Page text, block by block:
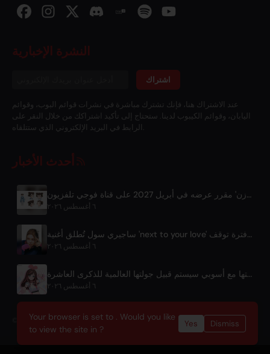
النشرة الإخبارية
اشتراك
عند الاشتراك هنا، فإنك تشترك مباشرة في نشرات قوائم البوب، وقوائم
اليابان، وقوائم الكيبوب لدينا. ستحتاج إلى تأكيد اشتراكك من خلال النقر على
الرابط في البريد الإلكتروني الذي ستتلقاه.
أحدث الأخبار
أنمي تلفزيوني 'شوزن' مقرر عرضه في أبريل 2027 على قناة فوجي تلفزيون
٦ أغسطس ٢٠٢٦
ساجيري سول تُطلق أغنية 'next to your love' بعد فترة توقف
٦ أغسطس ٢٠٢٦
كيـزونا إيـي تُعزز شراكتها مع أسوبي سيستم قبيل جولتها العالمية للذكرى العاشرة
٦ أغسطس ٢٠٢٦
© 2026 OnlyHit. All rights reserved. - Metadata provided byACRCloud
Your browser is set to . Would you like
to view the site in ?
Yes Dismiss